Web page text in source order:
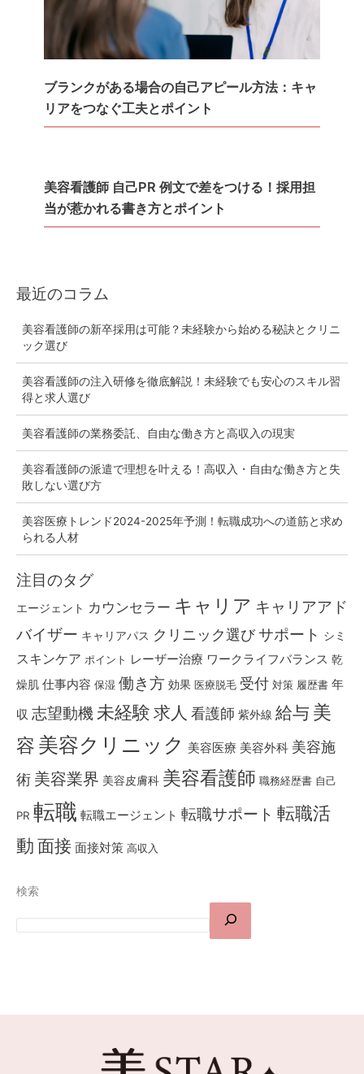
ブランクがある場合の自己アピール方法：キャ
リアをつなぐ工夫とポイント
美容看護師 自己PR 例文で差をつける！採用担
当が惹かれる書き方とポイント
最近のコラム
美容看護師の新卒採用は可能？未経験から始める秘訣とクリニ
ック選び
美容看護師の注入研修を徹底解説！未経験でも安心のスキル習
得と求人選び
美容看護師の業務委託、自由な働き方と高収入の現実
美容看護師の派遣で理想を叶える！高収入・自由な働き方と失
敗しない選び方
美容医療トレンド2024-2025年予測！転職成功への道筋と求め
られる人材
注目のタグ
エージェント カウンセラー キャリア キャリアアド
バイザー キャリアパス クリニック選びサポート シミ
スキンケア ポイント レーザー治療 ワークライフバランス 乾
燥肌 仕事内容 保湿 働き方 効果 医療脱毛 受付 対策 履歴書 年
収 志望動機 未経験 求人 看護師 紫外線 給与 美
容 美容クリニック 美容医療 美容外科 美容施
術 美容業界 美容皮膚科 美容看護師 職務経歴書 自己
PR 転職 転職エージェント 転職サポート 転職活
動 面接 面接対策 高収入
検索